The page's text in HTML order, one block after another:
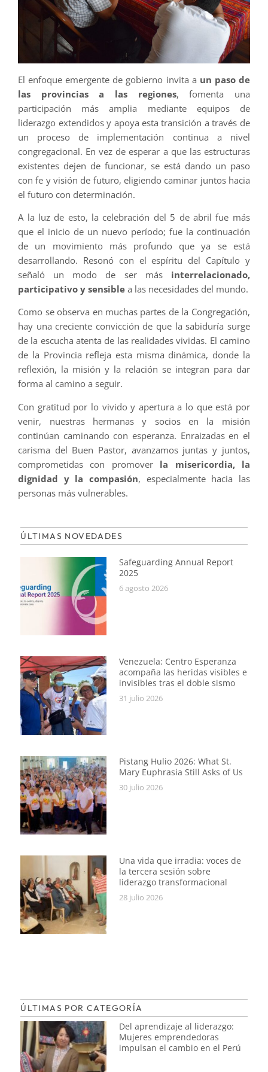
El enfoque emergente de gobierno invita a un paso de
las provincias a las regiones, fomenta una
participación más amplia mediante equipos de
liderazgo extendidos y apoya esta transición a través de
un proceso de implementación continua a nivel
congregacional. En vez de esperar a que las estructuras
existentes dejen de funcionar, se está dando un paso
con fe y visión de futuro, eligiendo caminar juntos hacia
el futuro con determinación.
A la luz de esto, la celebración del 5 de abril fue más
que el inicio de un nuevo período; fue la continuación
de un movimiento más profundo que ya se está
desarrollando. Resonó con el espíritu del Capítulo y
señaló un modo de ser más interrelacionado,
participativo y sensible a las necesidades del mundo.
Como se observa en muchas partes de la Congregación,
hay una creciente convicción de que la sabiduría surge
de la escucha atenta de las realidades vividas. El camino
de la Provincia refleja esta misma dinámica, donde la
reflexión, la misión y la relación se integran para dar
forma al camino a seguir.
Con gratitud por lo vivido y apertura a lo que está por
venir, nuestras hermanas y socios en la misión
continúan caminando con esperanza. Enraizadas en el
carisma del Buen Pastor, avanzamos juntas y juntos,
comprometidas con promover la misericordia, la
dignidad y la compasión, especialmente hacia las
personas más vulnerables.
ÚLTIMAS NOVEDADES
Safeguarding Annual Report
2025
6 agosto 2026
Venezuela: Centro Esperanza
acompaña las heridas visibles e
invisibles tras el doble sismo
31 julio 2026
Pistang Hulio 2026: What St.
Mary Euphrasia Still Asks of Us
30 julio 2026
Una vida que irradia: voces de
la tercera sesión sobre
liderazgo transformacional
28 julio 2026
ÚLTIMAS POR CATEGORÍA
Del aprendizaje al liderazgo:
Mujeres emprendedoras
impulsan el cambio en el Perú